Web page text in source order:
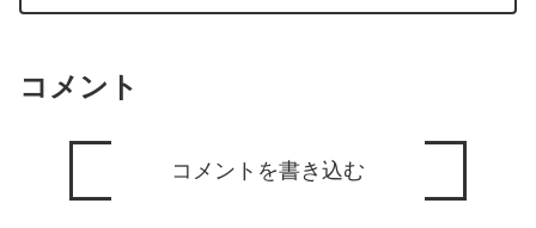
コメント
コメントを書き込む